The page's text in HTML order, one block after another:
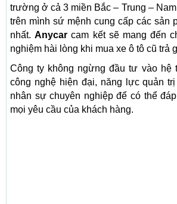
trường ở cả 3 miền Bắc – Trung –
trên mình sứ mệnh cung cấp các sản
nhất.Anycar cam kết sẽ mang đến
nghiệm hài lòng khi mua xe ô tô cũ trả
Công ty không ngừng đầu tư vào hệ
công nghệ hiện đại, năng lực quản
nhân sự chuyên nghiệp để có thể
mọi yêu cầu của khách hàng.